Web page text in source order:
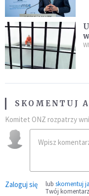
SKOMENTUJ
Komitet ONZ rozpatrzy
Zaloguj się lub skomentuj
Twój